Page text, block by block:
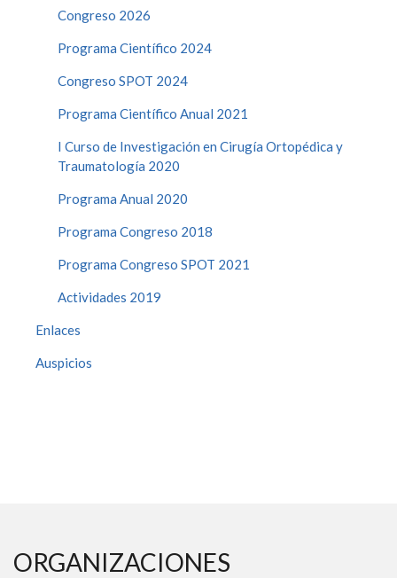
Congreso 2026
Programa Científico 2024
Congreso SPOT 2024
Programa Científico Anual 2021
I Curso de Investigación en Cirugía Ortopédica y
Traumatología 2020
Programa Anual 2020
Programa Congreso 2018
Programa Congreso SPOT 2021
Actividades 2019
Enlaces
Auspicios
ORGANIZACIONES